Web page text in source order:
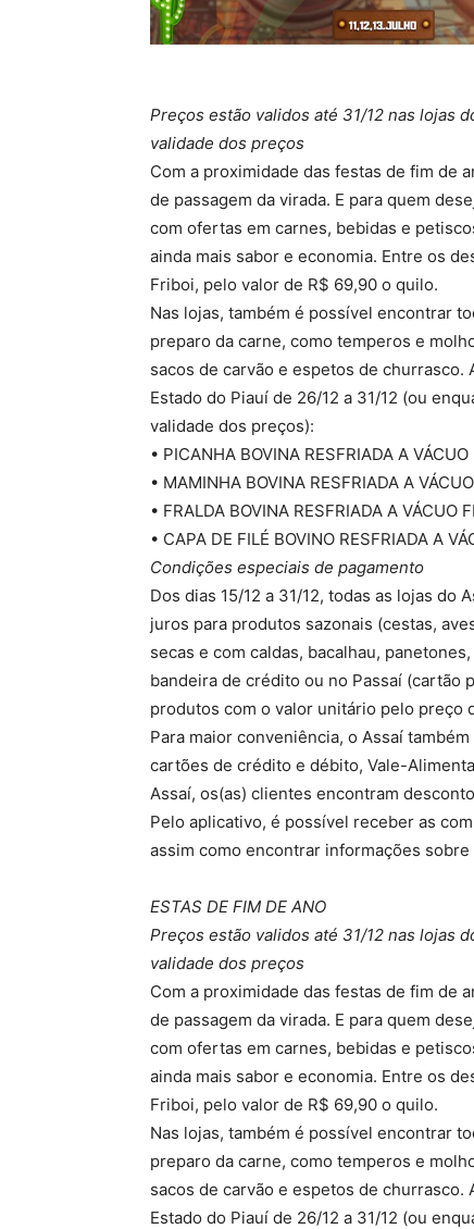
Preços estão validos até 31/12 nas lojas
validade dos preços
Com a proximidade das festas de fim de
de passagem da virada. E para quem
com ofertas em carnes, bebidas e
ainda mais sabor e economia. Entre os
Friboi, pelo valor de R$ 69,90 o quilo.
Nas lojas, também é possível encontrar
preparo da carne, como temperos e
sacos de carvão e espetos de
Estado do Piauí de 26/12 a 31/12 (ou
validade dos preços):
• PICANHA BOVINA RESFRIADA A
• MAMINHA BOVINA RESFRIADA A
• FRALDA BOVINA RESFRIADA A
• CAPA DE FILÉ BOVINO RESFRIADA A
Condições especiais de pagamento
Dos dias 15/12 a 31/12, todas as lojas do
juros para produtos sazonais (cestas,
secas e com caldas, bacalhau,
bandeira de crédito ou no Passaí (cartão
produtos com o valor unitário pelo preço
Para maior conveniência, o Assaí
cartões de crédito e débito, Vale-
Assaí, os(as) clientes encontram
Pelo aplicativo, é possível receber as
assim como encontrar informações
ESTAS DE FIM DE ANO
Preços estão validos até 31/12 nas lojas
validade dos preços
Com a proximidade das festas de fim de
de passagem da virada. E para quem
com ofertas em carnes, bebidas e
ainda mais sabor e economia. Entre os
Friboi, pelo valor de R$ 69,90 o quilo.
Nas lojas, também é possível encontrar
preparo da carne, como temperos e
sacos de carvão e espetos de
Estado do Piauí de 26/12 a 31/12 (ou